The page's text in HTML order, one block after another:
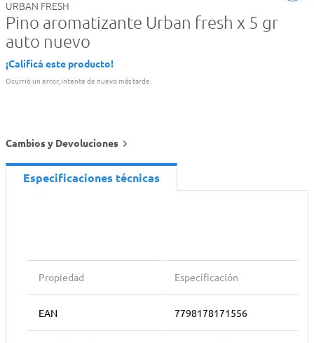
URBAN FRESH
Pino aromatizante Urban fresh x 5 gr
auto nuevo
¡Calificá este producto!
Ocurrió un error, intente de nuevo más tarde.
Cambios y Devoluciones
Especificaciones técnicas
Propiedad Especificación
EAN 7798178171556